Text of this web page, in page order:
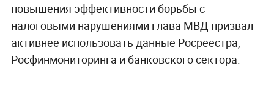
повышения эффективности борьбы с
налоговыми нарушениями глава МВД призвал
активнее использовать данные Росреестра,
Росфинмониторинга и банковского сектора.